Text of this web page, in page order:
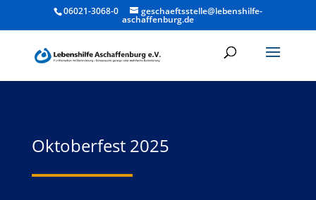
06021-3068-0 geschaeftsstelle@lebenshilfe-
aschaffenburg.de
Oktoberfest 2025